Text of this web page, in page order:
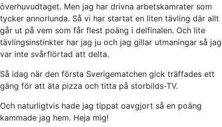
överhuvudtaget. Men jag har drivna arbetskamrater som
tycker annorlunda. Så vi har startat en liten tävling där allt
går ut på vem som får flest poäng i delfinalen. Och lite
tävlingsinstinkter har jag ju och jag gillar utmaningar så jag
var inte svårflörtad att delta.
Så idag när den första Sverigematchen gick träffades ett
gäng för att äta pizza och titta på storbilds-TV.
Och naturligtvis hade jag tippat oavgjort så en poäng
kammade jag hem. Heja mig!